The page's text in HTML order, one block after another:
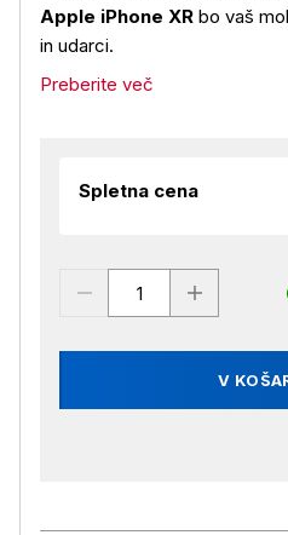
Apple iPhone XR bo vaš
in udarci.
Preberite več
Spletna cena
V